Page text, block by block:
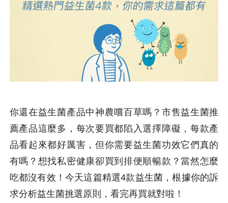
你還在益生菌產品中神農嚐百草嗎？市售益生菌推
薦產品這麼多，每次要買都陷入選擇障礙，每款產
品看起來都好厲害，但你需要益生菌功效它們真的
有嗎？想找私密健康卻買到排便順暢款？當然怎麼
吃都沒有效！今天這篇精選4款益生菌，根據你的訴
求分析益生菌挑選原則，看完再買就對啦！